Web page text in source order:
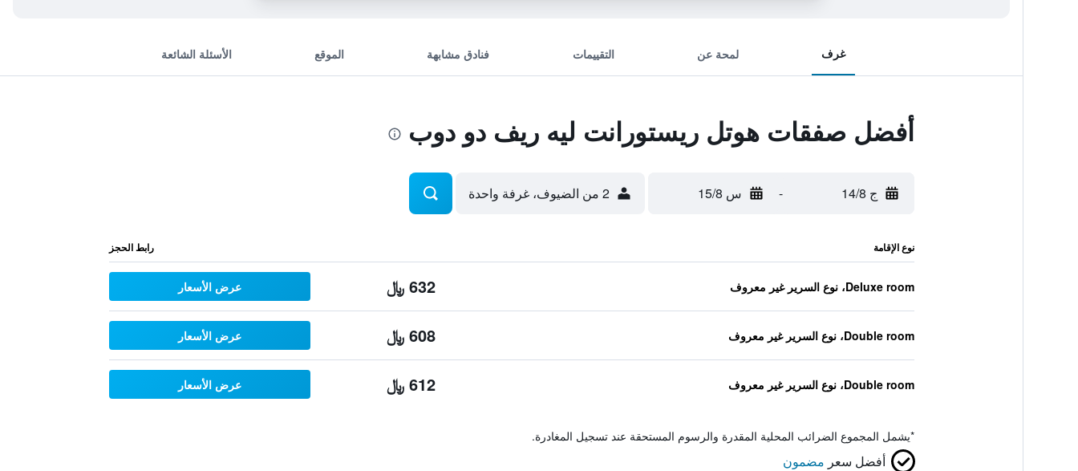
غرف لمحة عن التقييمات فنادق مشابهة الموقع الأسئلة الشائعة
أفضل صفقات هوتل ريستورانت ليه ريف دو دوب
ج 14/8 - س 15/8 2 من الضيوف، غرفة واحدة
نوع الإقامة رابط الحجز
Deluxe room، نوع السرير غير معروف 632 ﷼ عرض الأسعار
Double room، نوع السرير غير معروف 608 ﷼ عرض الأسعار
Double room، نوع السرير غير معروف 612 ﷼ عرض الأسعار
*يشمل المجموع الضرائب المحلية المقدرة والرسوم المستحقة عند تسجيل المغادرة.
أفضل سعر مضمون